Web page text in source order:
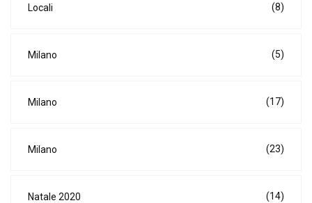
Locali (8)
Milano (5)
Milano (17)
Milano (23)
Natale 2020 (14)